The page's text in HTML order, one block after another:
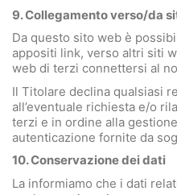
9. Collegamento verso/da
Da questo sito web è
appositi link, verso altri siti
web di terzi connettersi al
Il Titolare declina qualsiasi
all’eventuale richiesta e/o
terzi e in ordine alla
autenticazione fornite da
10. Conservazione dei dati
La informiamo che i dati